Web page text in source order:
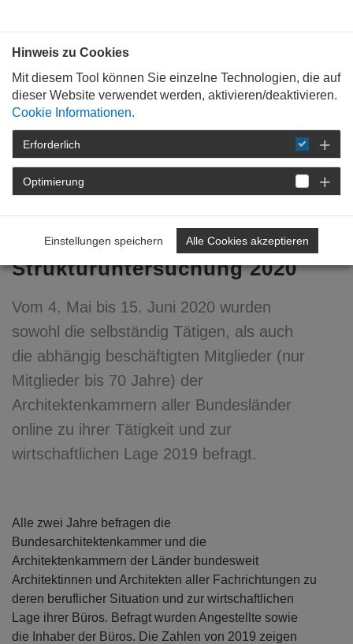
STARTSEITE
DETAIL
Ergebnisse der
Strukturuntersuchung 2020
Vom 4. Mai bis 15. Juni 2020 wurden
sowohl die selbständig Tätigen, als auch
die abhängig beschäftigten Mitglieder (nur
Mitglieder bis 70 Jahre) der
Architektenkammern aller Bundesländer
online zu ihrer Tätigkeit und zur
wirtschaftlichen Lage 2019 befragt.
Alle zwei Jahre befragen die
Bundesarchitektenkammer und die
Architektenkammern der Länder bundesweit
Architektinnen und Architekten aller Fachrichtungen zu
deren beruflicher Situation und zur wirtschaftlichen
Lage ihrer Büros. Befragt wurden Angestellte sowie
die Inhaber der Büros. Die Zahlen von 2019 zeigen
Hinweis zu Cookies
Mit diesem Tool können Sie einzelne Technologien, die auf
dieser Website verwendet werden, aktivieren/deaktivieren.
Cookie Informationen.
Erforderlich
Optimierung
Einstellungen speichern Alle Cookies akzeptieren